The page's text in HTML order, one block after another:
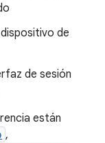
de
de sesión
están
,